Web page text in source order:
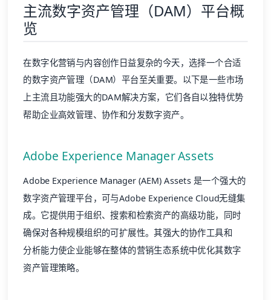
主流数字资产管理（DAM）平台概
览
在数字化营销与内容创作日益复杂的今天，选择一个合适
的数字资产管理（DAM）平台至关重要。以下是一些市场
上主流且功能强大的DAM解决方案，它们各自以独特优势
帮助企业高效管理、协作和分发数字资产。
Adobe Experience Manager Assets
Adobe Experience Manager (AEM) Assets 是一个强大的
数字资产管理平台，可与Adobe Experience Cloud无缝集
成。它提供用于组织、搜索和检索资产的高级功能，同时
确保对各种规模组织的可扩展性。其强大的协作工具和
分析能力使企业能够在整体的营销生态系统中优化其数字
资产管理策略。